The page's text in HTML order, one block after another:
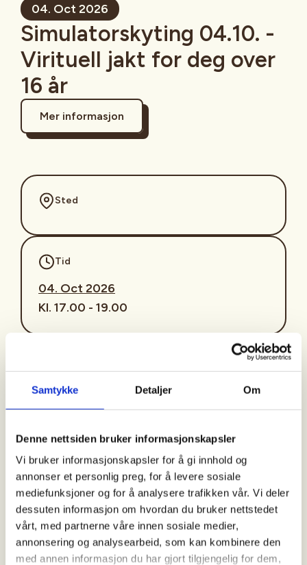
Samtykke Detaljer Om
Denne nettsiden bruker informasjonskapsler
Vi bruker informasjonskapsler for å gi innhold og
annonser et personlig preg, for å levere sosiale
mediefunksjoner og for å analysere trafikken vår. Vi deler
dessuten informasjon om hvordan du bruker nettstedet
vårt, med partnerne våre innen sosiale medier,
annonsering og analysearbeid, som kan kombinere den
med annen informasjon du har gjort tilgjengelig for dem,
04. Oct 2026
Simulatorskyting 04.10. -
Virituell jakt for deg over
16 år
Mer informasjon
Sted
Tid
04. Oct 2026
Kl. 17.00 - 19.00
Jølster Jeger- og Fiskarforeining
Kontaktperson
https://90476011
jolsterjff@gmail.com
🎯 VR-jakt – er du klar? 🎯
Simulatorskyting på Vassenden skule